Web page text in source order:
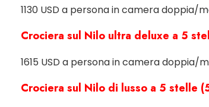
1130 USD a persona in camera doppia/
Crociera sul Nilo ultra deluxe a 5
1615 USD a persona in camera doppia/
Crociera sul Nilo di lusso a 5 stelle